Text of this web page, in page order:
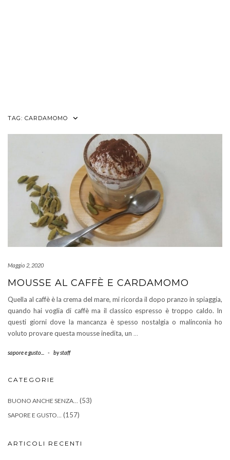
TAG: CARDAMOMO
Maggio 2, 2020
MOUSSE AL CAFFÈ E CARDAMOMO
Quella al caffè è la crema del mare, mi ricorda il dopo pranzo in spiaggia,
quando hai voglia di caffè ma il classico espresso è troppo caldo. In
questi giorni dove la mancanza è spesso nostalgia o malinconia ho
voluto provare questa mousse inedita, un …
sapore e gusto... - bystaff
CATEGORIE
BUONO ANCHE SENZA… (53)
SAPORE E GUSTO… (157)
ARTICOLI RECENTI